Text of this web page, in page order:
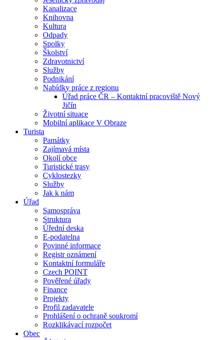
Kanalizace
Knihovna
Kultura
Odpady
Spolky
Školství
Zdravotnictví
Služby
Podnikání
Nabídky práce z regionu
Úřad práce ČR – Kontaktní pracoviště Nový
Jičín
Životní situace
Mobilní aplikace V Obraze
Turista
Památky
Zajímavá místa
Okolí obce
Turistické trasy
Cyklostezky
Služby
Jak k nám
Úřad
Samospráva
Struktura
Úřední deska
E-podatelna
Povinné informace
Registr oznámení
Kontaktní formuláře
Czech POINT
Pověřené úřady
Finance
Projekty
Profil zadavatele
Prohlášení o ochraně soukromí
Rozklikávací rozpočet
Obec